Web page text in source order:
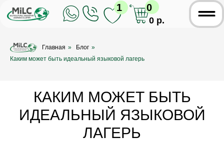
0 р.
1
Главная » Блог »
Каким может быть идеальный языковой лагерь
КАКИМ МОЖЕТ БЫТЬ
ИДЕАЛЬНЫЙ ЯЗЫКОВОЙ
ЛАГЕРЬ